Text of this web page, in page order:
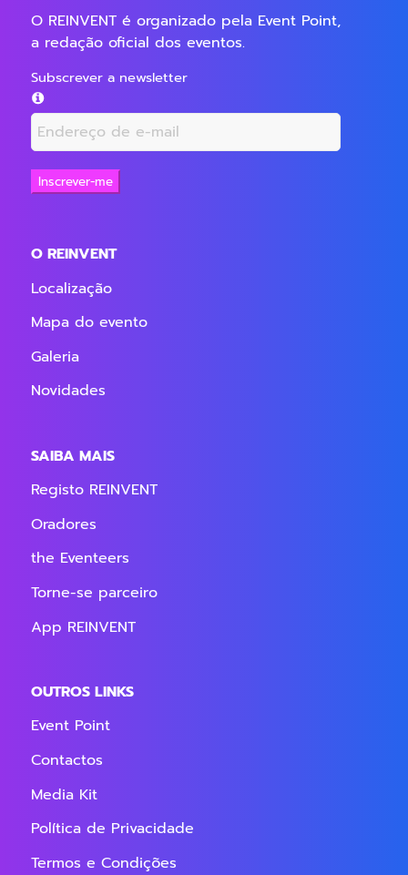
O REINVENT é organizado pela Event Point,
a redação oficial dos eventos.
Subscrever a newsletter
Inscrever-me
O REINVENT
Localização
Mapa do evento
Galeria
Novidades
SAIBA MAIS
Registo REINVENT
Oradores
the Eventeers
Torne-se parceiro
App REINVENT
OUTROS LINKS
Event Point
Contactos
Media Kit
Política de Privacidade
Termos e Condições